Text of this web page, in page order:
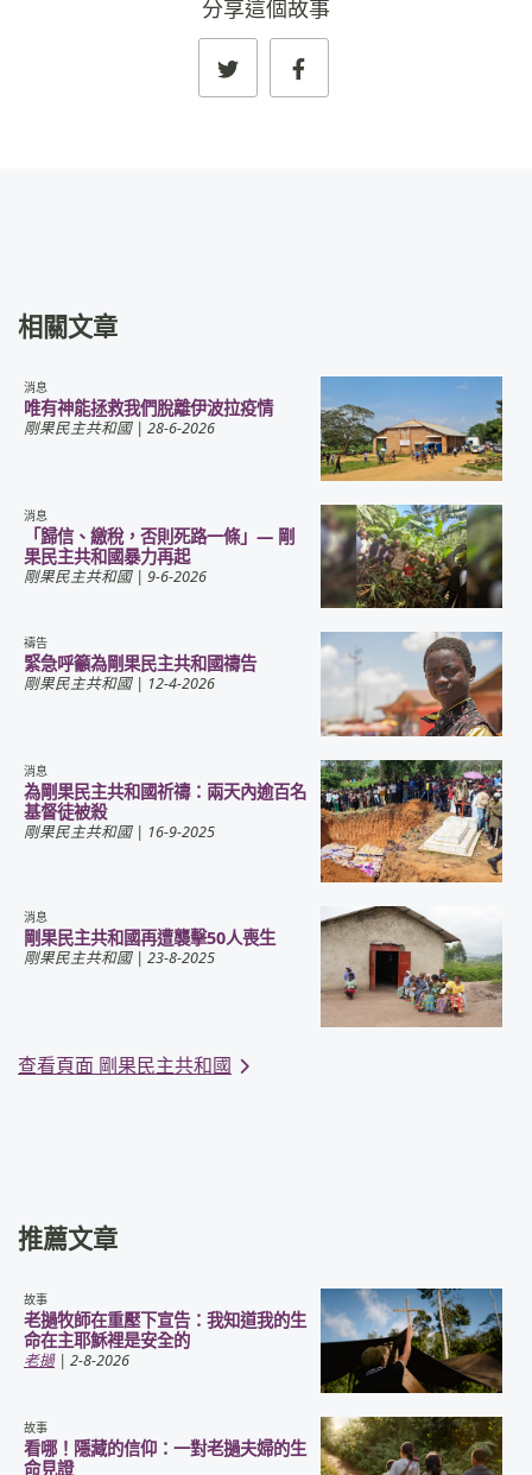
分享這個故事
相關文章
消息
唯有神能拯救我們脫離伊波拉疫情
剛果民主共和國| 28-6-2026
消息
「歸信、繳稅，否則死路一條」— 剛
果民主共和國暴力再起
剛果民主共和國| 9-6-2026
禱告
緊急呼籲為剛果民主共和國禱告
剛果民主共和國| 12-4-2026
消息
為剛果民主共和國祈禱：兩天內逾百名
基督徒被殺
剛果民主共和國| 16-9-2025
消息
剛果民主共和國再遭襲擊50人喪生
剛果民主共和國| 23-8-2025
查看頁面 剛果民主共和國
推薦文章
故事
老撾牧師在重壓下宣告：我知道我的生
命在主耶穌裡是安全的
老撾| 2-8-2026
故事
看哪！隱藏的信仰：一對老撾夫婦的生
命見證